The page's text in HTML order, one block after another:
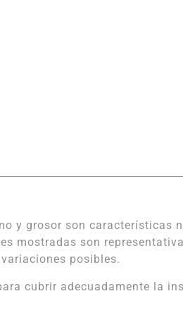
y grosor son características
mostradas son
posibles.
cubrir adecuadamente la